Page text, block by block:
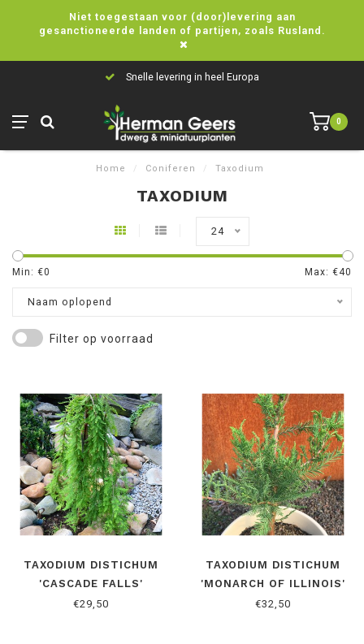
Niet toegestaan voor (door)levering aan
gesanctioneerde landen of partijen, zoals Rusland.
Snelle levering in heel Europa
0
Home / Coniferen / Taxodium
TAXODIUM
24
Min: €0 Max: €40
Naam oplopend
Filter op voorraad
TAXODIUM DISTICHUM
'CASCADE FALLS'
€29,50
TAXODIUM DISTICHUM
'MONARCH OF ILLINOIS'
€32,50